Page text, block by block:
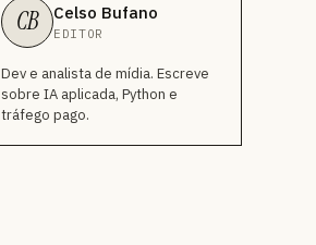
CB Celso Bufano
EDITOR
Dev e analista de mídia. Escreve
sobre IA aplicada, Python e
tráfego pago.